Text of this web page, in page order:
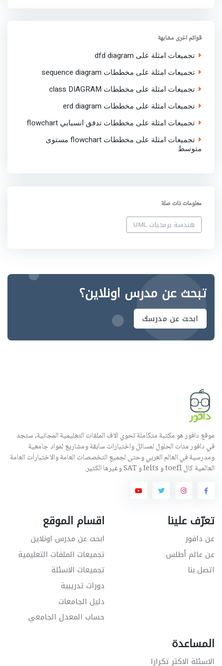
قوائم اخرى مشابهة
تجميعات امثلة على dfd diagram
تجميعات امثلة على مخططات sequence diagram
تجميعات امثلة على مخططات class DIAGRAM
تجميعات امثلة على مخططات erd diagram
تجميعات امثلة على مخططات تدفق انسيابي flowchart
تجميعات امثلة على مخططات flowchart مستوى
متوسط
معلومات ذات صلة
هندسة برمجيات UML
تبحث عن مدرس اونلاين؟
ابحث عن مدرسك
موقع دافور هو مكتبة متكاملة تحوي الاف الملفات التعليمية المجانية, ستجد
في دافور مئات الحلول لمسائل واختبارات سابقة ومشاريع لمواد جامعية
ومدرسية في العالم العربي وحتى لجميع التخصصات العامة والاختبارات العامة
العالمية كال toefl و Ielts و SAT وغيرها الكثير.
تعرّف علينا
عن دافور
عن عالم أطلس
اتصل بنا
اقسام الموقع
ابحث عن مدرس اونلاين
تجميعات الملفات التعليمية
تجميعات الاسئلة
دورات تدريبية
دليل الجامعات
حساب المعدل الجامعي
المساعدة
الاسئلة الاكثر تكرارا